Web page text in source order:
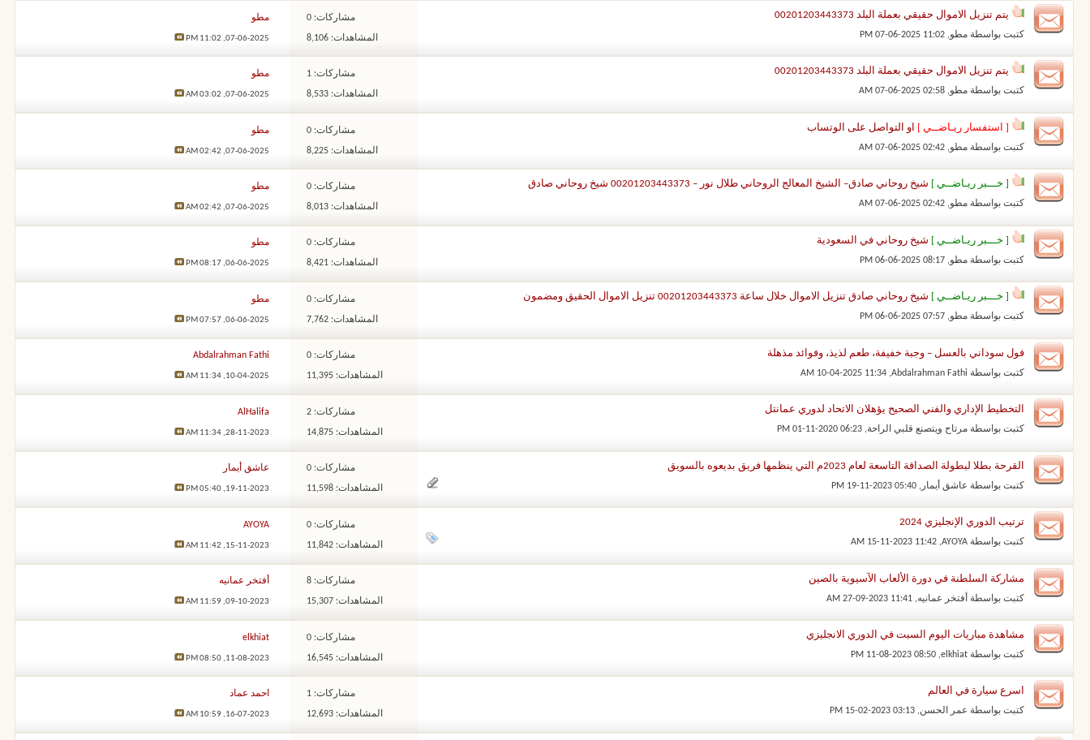
يتم تنزيل الاموال حقيقي بعملة البلد 00201203443373
كتبت بواسطة مطو‏, 07-06-2025 11:02 PM
مشاركات: 0
المشاهدات: 8,106
مطو
07-06-2025,
11:02 PM
يتم تنزيل الاموال حقيقي بعملة البلد 00201203443373
كتبت بواسطة مطو‏, 07-06-2025 02:58 AM
مشاركات: 1
المشاهدات: 8,533
مطو
07-06-2025,
03:02 AM
[ استفسار ريـاضــي ] او التواصل على الوتساب
كتبت بواسطة مطو‏, 07-06-2025 02:42 AM
مشاركات: 0
المشاهدات: 8,225
مطو
07-06-2025,
02:42 AM
[ خـــبر ريـاضــي ] شيخ روحاني صادق– الشيخ المعالج الروحاني طلال نور – 00201203443373 شيخ روحاني صادق
كتبت بواسطة مطو‏, 07-06-2025 02:42 AM
مشاركات: 0
المشاهدات: 8,013
مطو
07-06-2025,
02:42 AM
[ خـــبر ريـاضــي ] شيخ روحاني في السعودية
كتبت بواسطة مطو‏, 06-06-2025 08:17 PM
مشاركات: 0
المشاهدات: 8,421
مطو
06-06-2025,
08:17 PM
[ خـــبر ريـاضــي ] شيخ روحاني صادق تنزيل الاموال خلال ساعة 00201203443373 تنزيل الاموال الحقيق ومضمون
كتبت بواسطة مطو‏, 06-06-2025 07:57 PM
مشاركات: 0
المشاهدات: 7,762
مطو
06-06-2025,
07:57 PM
فول سوداني بالعسل – وجبة خفيفة، طعم لذيذ، وفوائد مذهلة
كتبت بواسطة Abdalrahman Fathi
‏, 10-04-2025 11:34 AM
مشاركات: 0
المشاهدات: 11,395
Abdalrahman Fathi
10-04-2025,
11:34 AM
التخطيط الإداري والفني الصحيح يؤهلان الاتحاد لدوري عمانتل
كتبت بواسطة مرتاح ويتصنع قلبي الراحة‏, 01-11-2020 06:23 PM
مشاركات: 2
المشاهدات: 14,875
AlHalifa
28-11-2023,
11:34 AM
القرحة بطلا لبطولة الصداقة التاسعة لعام 2023م التي ينظمها فريق بديعوه بالسويق
كتبت بواسطة عاشق أيمار ‏, 19-11-2023 05:40 PM
مشاركات: 0
المشاهدات: 11,598
عاشق أيمار
19-11-2023,
05:40 PM
ترتيب الدوري الإنجليزي 2024
كتبت بواسطة AYOYA
‏, 15-11-2023 11:42 AM
مشاركات: 0
المشاهدات: 11,842
AYOYA
15-11-2023,
11:42 AM
مشاركة السلطنة في دورة الألعاب الآسيوية بالصين
كتبت بواسطة أفتخر عمانيه‏, 27-09-2023 11:41 AM
مشاركات: 8
المشاهدات: 15,307
أفتخر عمانيه
09-10-2023,
11:59 AM
مشاهدة مباريات اليوم السبت في الدوري الانجليزي
كتبت بواسطة elkhiat
‏, 11-08-2023 08:50 PM
مشاركات: 0
المشاهدات: 16,545
elkhiat
11-08-2023,
08:50 PM
اسرع سيارة في العالم
كتبت بواسطة عمر الحسن‏, 15-02-2023 03:13 PM
مشاركات: 1
المشاهدات: 12,693
احمد عماد
16-07-2023,
10:59 AM